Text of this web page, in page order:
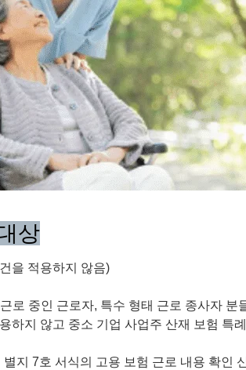
상
을 적용하지 않음)
로 중인 근로자, 특수 형태 근로 종사자 분
하지 않고 중소 기업 사업주 산재 보험 특
지 7호 서식의 고용 보험 근로 내용 확인